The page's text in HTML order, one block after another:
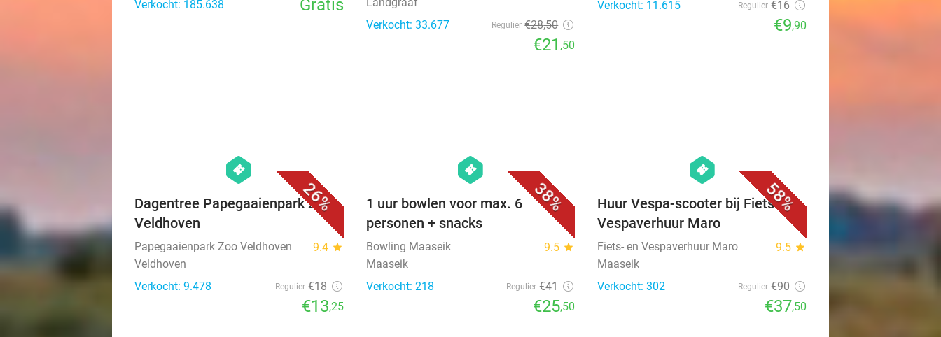
Verkocht: 185.638
Gratis
Verkocht: 33.677
Regulier €28,50
€21,50
Verkocht: 11.615
Regulier €16
€9,90
26%
hexagon
events
Dagentree Papegaaienpark Zoo
Veldhoven
Papegaaienpark Zoo Veldhoven 9.4 star
Veldhoven
Verkocht: 9.478
Regulier €18
€13,25
38%
hexagon
events
1 uur bowlen voor max. 6
personen + snacks
Bowling Maaseik 9.5 star
Maaseik
Verkocht: 218
Regulier €41
€25,50
58%
hexagon
events
Huur Vespa-scooter bij Fiets- en
Vespaverhuur Maro
Fiets- en Vespaverhuur Maro 9.5 star
Maaseik
Verkocht: 302
Regulier €90
€37,50